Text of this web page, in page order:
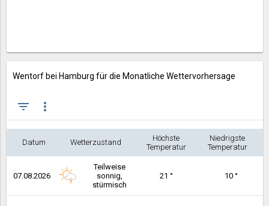
Wentorf bei Hamburg für die Monatliche Wettervorhersage
filter_list more_vert
Datum Wetterzustand
Höchste
Temperatur
Niedrigste
Temperatur
07.08.2026
Teilweise
sonnig,
stürmisch
21 ° 10 °